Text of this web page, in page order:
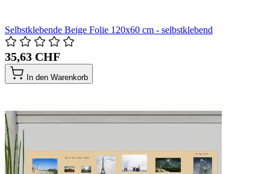
Selbstklebende Beige Folie 120x60 cm - selbstklebend
35,63 CHF
In den Warenkorb